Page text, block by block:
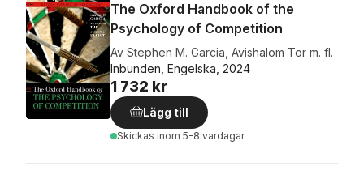
The Oxford Handbook of the
Psychology of Competition
Av Stephen M. Garcia Avishalom Tor m. fl.
Inbunden, Engelska, 2024
1 732 kr
Lägg till
Skickas inom 5-8 vardagar